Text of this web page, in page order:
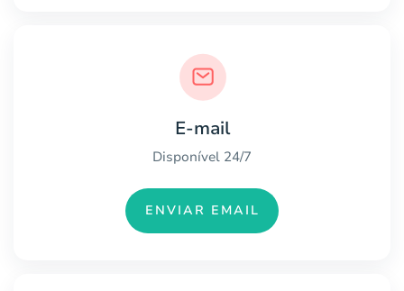
E-mail
Disponível 24/7
ENVIAR EMAIL